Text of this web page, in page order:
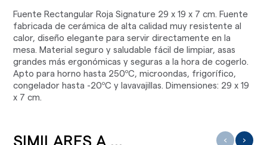
Fuente Rectangular Roja Signature 29 x 19 x 7 cm. Fuente
fabricada de cerámica de alta calidad muy resistente al
calor, diseño elegante para servir directamente en la
mesa. Material seguro y saludable fácil de limpiar, asas
grandes más ergonómicas y seguras a la hora de cogerlo.
Apto para horno hasta 250ºC, microondas, frigorífico,
congelador hasta -20ºC y lavavajillas. Dimensiones: 29 x 19
x 7 cm.
‹ ›